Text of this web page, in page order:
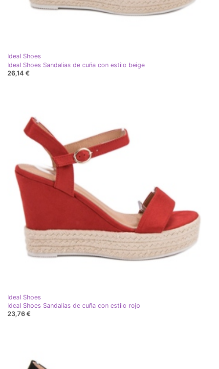
Ideal Shoes
Ideal Shoes Sandalias de cuña con estilo beige
26,14 €
Ideal Shoes
Ideal Shoes Sandalias de cuña con estilo rojo
23,76 €